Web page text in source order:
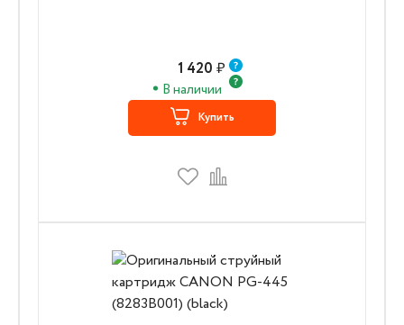
1 420 ₽
В наличии
Купить